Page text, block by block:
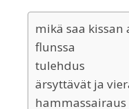
mikä saa kissan
flunssa
tulehdus
ärsyttävät ja
hammassairaus